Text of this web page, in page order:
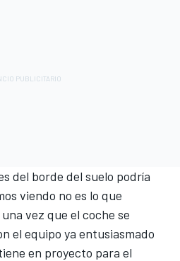
del borde del suelo podría
viendo no es lo que
vez que el coche se
el equipo ya entusiasmado
en proyecto para el